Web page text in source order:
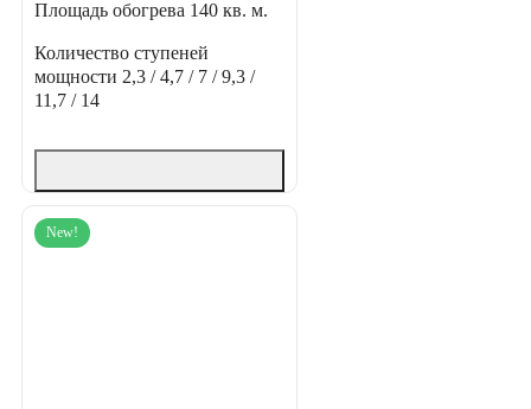
Площадь обогрева 140 кв. м.
Количество ступеней
мощности 2,3 / 4,7 / 7 / 9,3 /
11,7 / 14
New!